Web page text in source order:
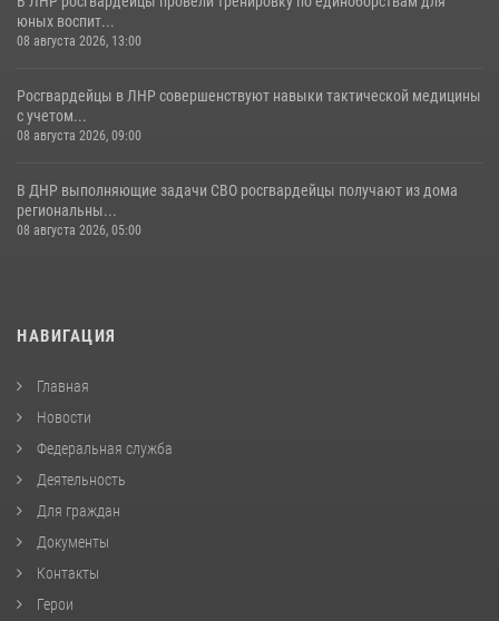
юных воспит...
08 августа 2026, 13:00
Росгвардейцы в ЛНР совершенствуют навыки тактической медицины
с учетом...
08 августа 2026, 09:00
В ДНР выполняющие задачи СВО росгвардейцы получают из дома
региональны...
08 августа 2026, 05:00
НАВИГАЦИЯ
Главная
Новости
Федеральная служба
Деятельность
Для граждан
Документы
Контакты
Герои